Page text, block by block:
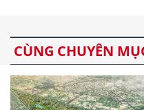
CÙNG CHUYÊN